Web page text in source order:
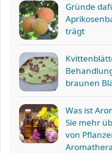
Gründe
trägt
braunen
Was ist
Sie mehr
von